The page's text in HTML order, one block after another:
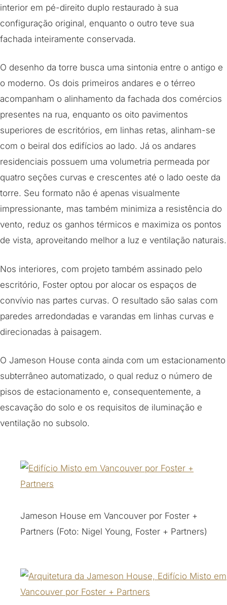
interior em pé-direito duplo restaurado à sua
configuração original, enquanto o outro teve sua
fachada inteiramente conservada.
O desenho da torre busca uma sintonia entre o antigo e
o moderno. Os dois primeiros andares e o térreo
acompanham o alinhamento da fachada dos comércios
presentes na rua, enquanto os oito pavimentos
superiores de escritórios, em linhas retas, alinham-se
com o beiral dos edifícios ao lado. Já os andares
residenciais possuem uma volumetria permeada por
quatro seções curvas e crescentes até o lado oeste da
torre. Seu formato não é apenas visualmente
impressionante, mas também minimiza a resistência do
vento, reduz os ganhos térmicos e maximiza os pontos
de vista, aproveitando melhor a luz e ventilação naturais.
Nos interiores, com projeto também assinado pelo
escritório, Foster optou por alocar os espaços de
convívio nas partes curvas. O resultado são salas com
paredes arredondadas e varandas em linhas curvas e
direcionadas à paisagem.
O Jameson House conta ainda com um estacionamento
subterrâneo automatizado, o qual reduz o número de
pisos de estacionamento e, consequentemente, a
escavação do solo e os requisitos de iluminação e
ventilação no subsolo.
Jameson House em Vancouver por Foster +
Partners (Foto: Nigel Young, Foster + Partners)